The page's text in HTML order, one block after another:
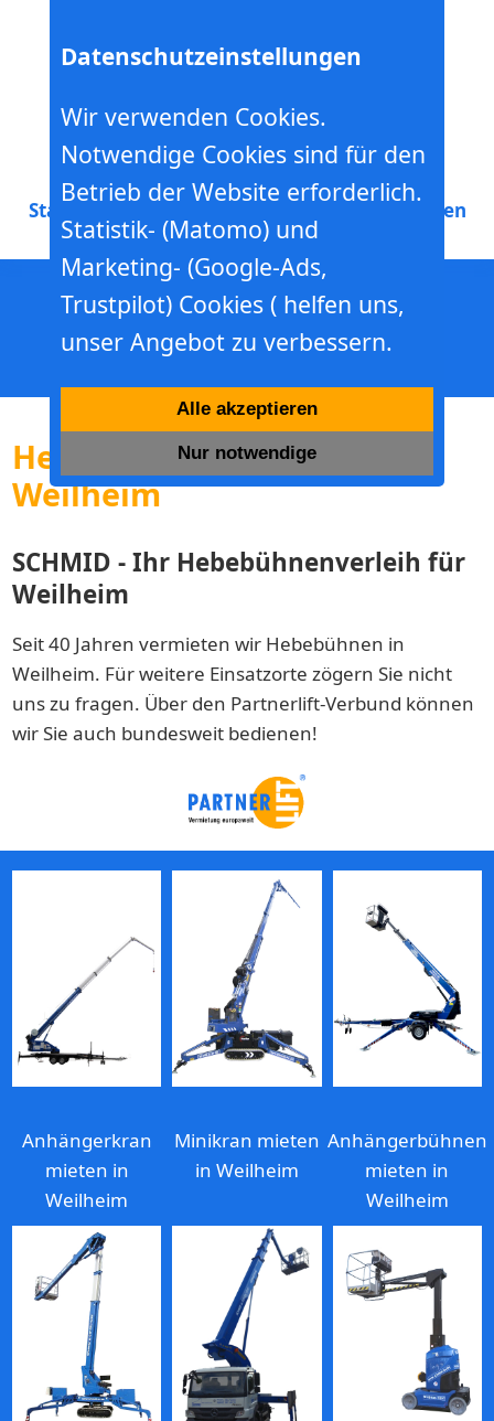
Hebebühnen- Minikranverleih
Start Baumschneiden
Datenschutzeinstellungen
Wir verwenden Cookies.
Notwendige Cookies sind für den
Betrieb der Website erforderlich.
Statistik- (Matomo) und
Marketing- (Google-Ads,
Trustpilot) Cookies ( helfen uns,
unser Angebot zu verbessern.
Alle akzeptieren
Nur notwendige
Hebebühnen mieten in
Weilheim
SCHMID - Ihr Hebebühnenverleih für
Weilheim
Seit 40 Jahren vermieten wir Hebebühnen in
Weilheim. Für weitere Einsatzorte zögern Sie nicht
uns zu fragen. Über den Partnerlift-Verbund können
wir Sie auch bundesweit bedienen!
Anhängerkran
mieten in
Weilheim
Minikran mieten
in Weilheim
Anhängerbühnen
mieten in
Weilheim